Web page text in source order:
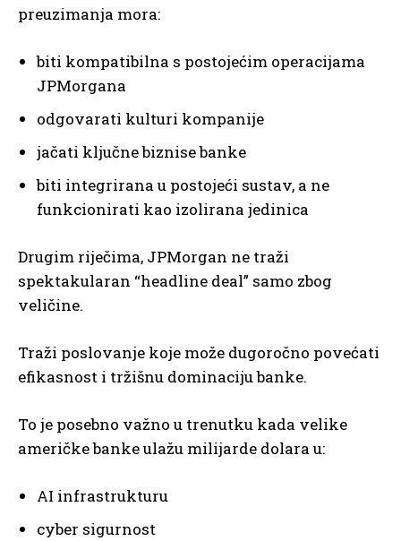
preuzimanja mora:
biti kompatibilna s postojećim operacijama
JPMorgana
odgovarati kulturi kompanije
jačati ključne biznise banke
biti integrirana u postojeći sustav, a ne
funkcionirati kao izolirana jedinica
Drugim riječima, JPMorgan ne traži
spektakularan “headline deal” samo zbog
veličine.
Traži poslovanje koje može dugoročno povećati
efikasnost i tržišnu dominaciju banke.
To je posebno važno u trenutku kada velike
američke banke ulažu milijarde dolara u:
AI infrastrukturu
cyber sigurnost